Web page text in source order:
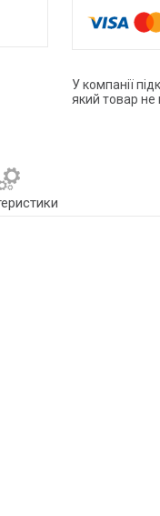
У компанії
який товар